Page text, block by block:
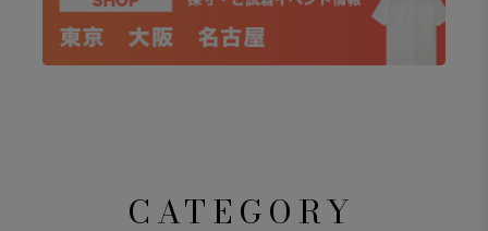
CATEGORY